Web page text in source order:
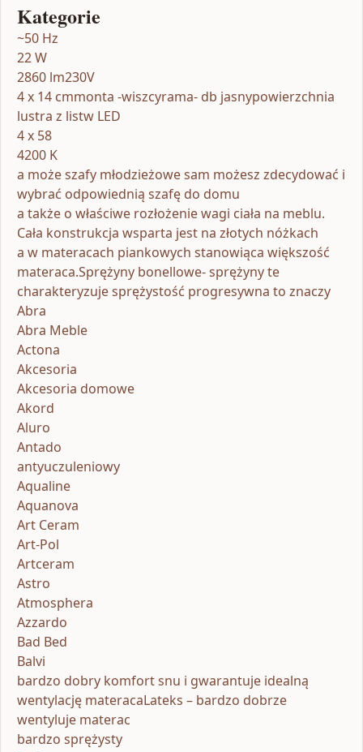
Kategorie
~50 Hz
22 W
2860 lm230V
4 x 14 cmmonta -wiszcyrama- db jasnypowierzchnia
lustra z listw LED
4 x 58
4200 K
a może szafy młodzieżowe sam możesz zdecydować i
wybrać odpowiednią szafę do domu
a także o właściwe rozłożenie wagi ciała na meblu.
Cała konstrukcja wsparta jest na złotych nóżkach
a w materacach piankowych stanowiąca większość
materaca.Sprężyny bonellowe- sprężyny te
charakteryzuje sprężystość progresywna to znaczy
Abra
Abra Meble
Actona
Akcesoria
Akcesoria domowe
Akord
Aluro
Antado
antyuczuleniowy
Aqualine
Aquanova
Art Ceram
Art-Pol
Artceram
Astro
Atmosphera
Azzardo
Bad Bed
Balvi
bardzo dobry komfort snu i gwarantuje idealną
wentylację materacaLateks – bardzo dobrze
wentyluje materac
bardzo sprężysty